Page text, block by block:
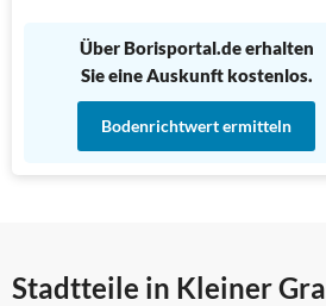
Über Borisportal.de erhalten
Sie eine Auskunft kostenlos.
Bodenrichtwert ermitteln
Stadtteile in Kleiner